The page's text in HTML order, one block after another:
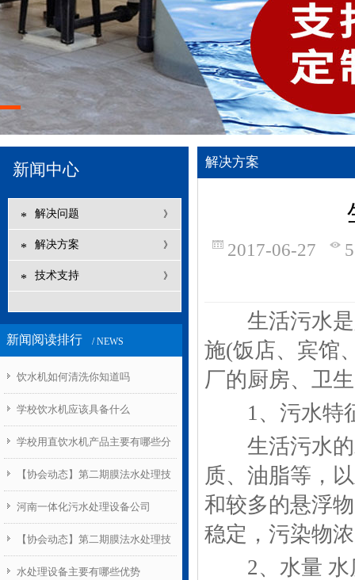
1
新闻中心
* 解决问题 》
* 解决方案 》
* 技术支持 》
新闻阅读排行 / NEWS
饮水机如何清洗你知道吗
学校饮水机应该具备什么
学校用直饮水机产品主要有哪些分
类【协会动态】第二期膜法水处理技
能培训及国家职业资格认证班开班
河南一体化污水处理设备公司
【协会动态】第二期膜法水处理技
能培训及国家职业资格认证班开班
水处理设备主要有哪些优势
解决方案
2017-06-27
生活污水是
施(饭店、宾馆
厂的厨房、卫
1、污水特
生活污水的
质、油脂等，
和较多的悬浮
稳定，污染物
2、水量 水